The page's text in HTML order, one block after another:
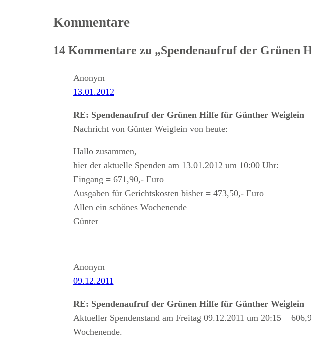
Kommentare
14 Kommentare zu „Spendenaufruf der Grünen
Anonym
13.01.2012
RE: Spendenaufruf der Grünen Hilfe für Günther Weiglein
Nachricht von Günter Weiglein von heute:
Hallo zusammen,
hier der aktuelle Spenden am 13.01.2012 um 10:00 Uhr:
Eingang = 671,90,- Euro
Ausgaben für Gerichtskosten bisher = 473,50,- Euro
Allen ein schönes Wochenende
Günter
Anonym
09.12.2011
RE: Spendenaufruf der Grünen Hilfe für Günther Weiglein
Aktueller Spendenstand am Freitag 09.12.2011 um 20:15 =
Wochenende.